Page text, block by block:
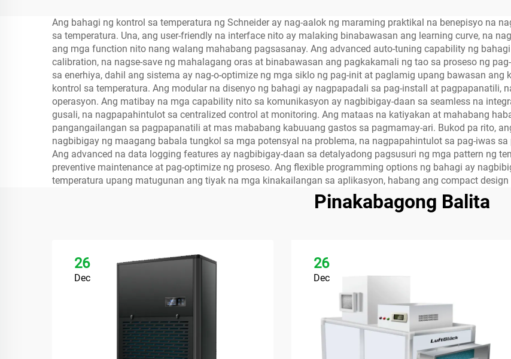
Ang bahagi ng kontrol sa temperatura ng Schneider ay nag-aalok ng maraming praktikal na benepisyo na
sa temperatura. Una, ang user-friendly na interface nito ay malaking binabawasan ang learning curve, na
ang mga function nito nang walang mahabang pagsasanay. Ang advanced auto-tuning capability ng
calibration, na nagse-save ng mahalagang oras at binabawasan ang pagkakamali ng tao sa proseso ng
sa enerhiya, dahil ang sistema ay nag-o-optimize ng mga siklo ng pag-init at paglamig upang bawasan
kontrol sa temperatura. Ang modular na disenyo ng bahagi ay nagpapadali sa pag-install at pagpapanatili,
operasyon. Ang matibay na mga capability nito sa komunikasyon ay nagbibigay-daan sa seamless na
gusali, na nagpapahintulot sa centralized control at monitoring. Ang mataas na katiyakan at mahabang
pangangailangan sa pagpapanatili at mas mababang kabuuang gastos sa pagmamay-ari. Bukod pa rito,
nagbibigay ng maagang babala tungkol sa mga potensyal na problema, na nagpapahintulot sa pag-iwas
Ang advanced na data logging features ay nagbibigay-daan sa detalyadong pagsusuri ng mga pattern ng
preventive maintenance at pag-optimize ng proseso. Ang flexible programming options ng bahagi ay
temperatura upang matugunan ang tiyak na mga kinakailangan sa aplikasyon, habang ang compact
Pinakabagong Balita
26
Dec
26
Dec